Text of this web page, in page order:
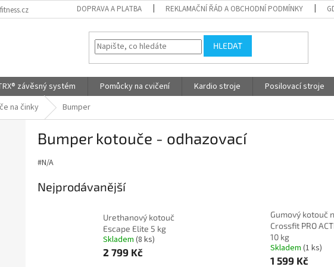
DOPRAVA A PLATBA REKLAMAČNÍ ŘÁD A OBCHODNÍ PODMÍNKY
HLEDAT
závěsný systém Pomůcky na cvičení Kardio stroje Posilovací stroje
na činky Bumper
Bumper kotouče - odhazovací
#N/A
Nejprodávanější
Urethanový kotouč
Escape Elite 5 kg
Skladem (8 ks)
2 799 Kč
Gumový kotouč
Crossfit PRO
10 kg
Skladem (1 ks)
1 599 Kč